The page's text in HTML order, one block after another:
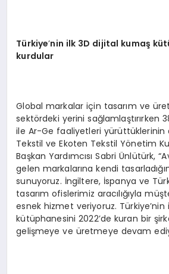
Türkiye’nin ilk 3D dijital kumaş
kurdular
Global markalar için tasarım ve
sektördeki yerini sağlamlaştırırken
ile Ar-Ge faaliyetleri yürüttüklerinin
Tekstil ve Ekoten Tekstil Yönetim
Başkan Yardımcısı Sabri Ünlütürk,
gelen markalarına kendi
sunuyoruz. İngiltere, İspanya ve
tasarım ofislerimiz aracılığıyla
esnek hizmet veriyoruz.
kütüphanesini 2022’de kuran bir
gelişmeye ve üretmeye devam